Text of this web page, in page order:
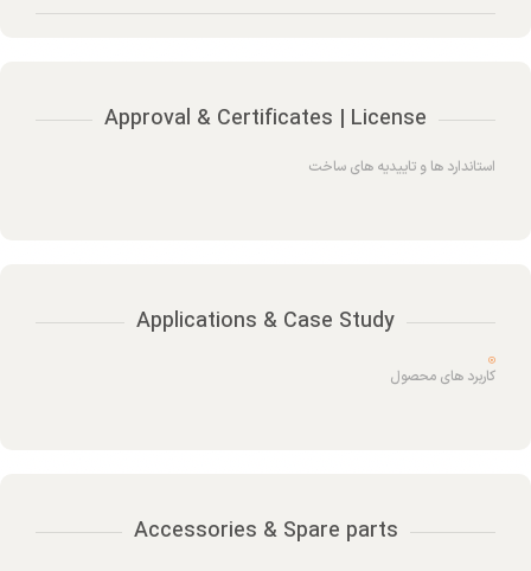
Approval & Certificates | License
استاندارد ها و تاییدیه های ساخت
Applications & Case Study
کاربرد های محصول
Accessories & Spare parts